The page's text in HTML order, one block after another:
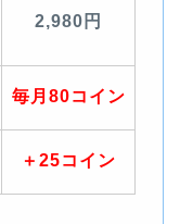
2,980円
毎月80コイン
＋25コイン